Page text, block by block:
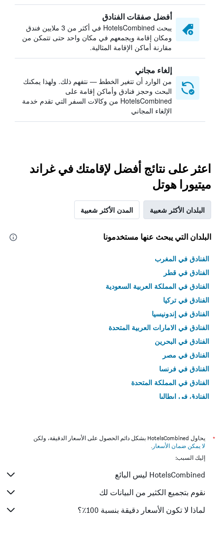
أفضل صفقات الفنادق
يبحث HotelsCombined في أكثر من 3 ملايين فندق
ومكان إقامة ويجمعهم في مكان واحد حتى تتمكن من
مقارنة أماكن الإقامة المثالية.
إلغاء مجاني
من الوارد أن تتغير الخطط — نتفهم ذلك. ولهذا يمكنك
البحث وحجز فنادق وأماكن إقامة على
HotelsCombined من وكالات السفر التي تقدم خدمة
الإلغاء المجاني
اعثر على نتائج أفضل لإقامتك في غراند
ميتيورا هوتل
البلدان الأكثر شعبية المدن الأكثر شعبية
البلدان التي يبحث عنها مستخدمونا
الفنادق في المغرب
الفنادق في قطر
الفنادق في المملكة العربية السعودية
الفنادق في تركيا
الفنادق في إندونيسيا
الفنادق في الامارات العربية المتحدة
الفنادق في البحرين
الفنادق في مصر
الفنادق في فرنسا
الفنادق في المملكة المتحدة
الفنادق في إيطاليا
*
يحاول HotelsCombined بشكل دائم الحصول على الأسعار الدقيقة، ولكن
لا يمكن ضمان الأسعار .
إليك السبب:
HotelsCombined ليس البائع
نقوم بتجميع الكثير من البيانات لك
لماذا لا تكون الأسعار دقيقة بنسبة 100٪؟